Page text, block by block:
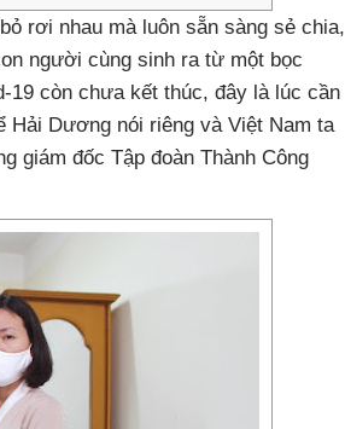
rơi nhau mà luôn sẵn sàng sẻ chia,
người cùng sinh ra từ một bọc
19 còn chưa kết thúc, đây là lúc cần
Hải Dương nói riêng và Việt Nam ta
giám đốc Tập đoàn Thành Công